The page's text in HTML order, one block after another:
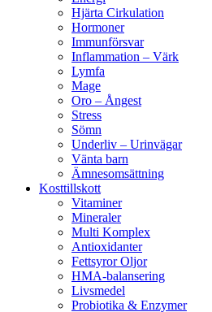
Hjärta Cirkulation
Hormoner
Immunförsvar
Inflammation – Värk
Lymfa
Mage
Oro – Ångest
Stress
Sömn
Underliv – Urinvägar
Vänta barn
Ämnesomsättning
Kosttillskott
Vitaminer
Mineraler
Multi Komplex
Antioxidanter
Fettsyror Oljor
HMA-balansering
Livsmedel
Probiotika & Enzymer